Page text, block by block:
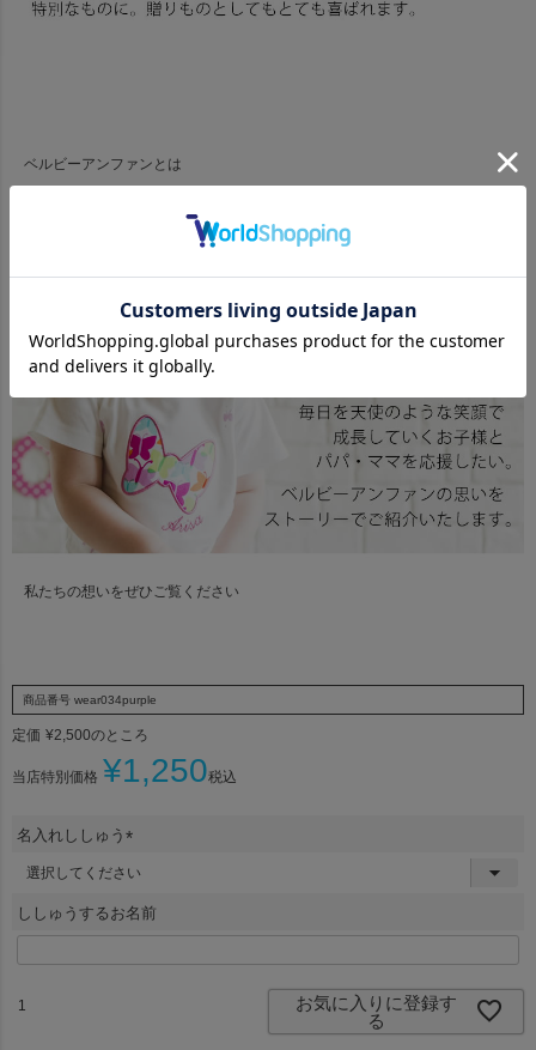
ベルビーアンファンとは
私たちの想いをぜひご覧ください
商品番号 wear034purple
定価 ¥2,500のところ
当店特別価格 ¥1,250税込
名入れししゅう
須
)
ししゅうするお名前
お気に入りに登録す
る